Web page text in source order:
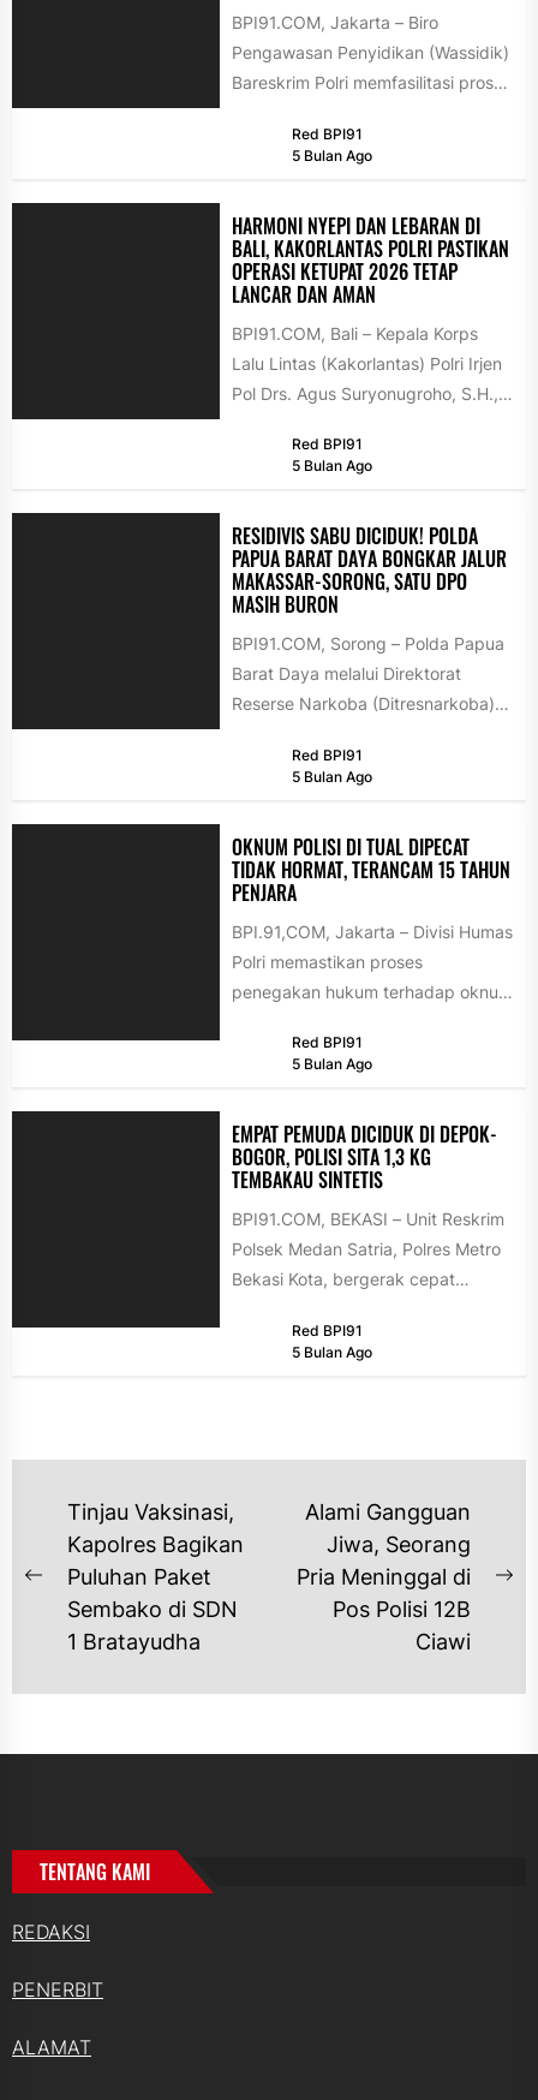
BPI91.COM, Jakarta – Biro
Pengawasan Penyidikan (Wassidik)
Bareskrim Polri memfasilitasi proses
Zendhy Kusuma terkait perkara...
Red BPI91
5 Bulan Ago
HARMONI NYEPI DAN LEBARAN DI
BALI, KAKORLANTAS POLRI PASTIKAN
OPERASI KETUPAT 2026 TETAP
LANCAR DAN AMAN
BPI91.COM, Bali – Kepala Korps
Lalu Lintas (Kakorlantas) Polri Irjen
Pol Drs. Agus Suryonugroho, S.H.,
dengan Gubernur...
Red BPI91
5 Bulan Ago
RESIDIVIS SABU DICIDUK! POLDA
PAPUA BARAT DAYA BONGKAR JALUR
MAKASSAR-SORONG, SATU DPO
MASIH BURON
BPI91.COM, Sorong – Polda Papua
Barat Daya melalui Direktorat
Reserse Narkoba (Ditresnarkoba)
peredaran narkotika jenis sabu
Red BPI91
5 Bulan Ago
OKNUM POLISI DI TUAL DIPECAT
TIDAK HORMAT, TERANCAM 15 TAHUN
PENJARA
BPI.91,COM, Jakarta – Divisi Humas
Polri memastikan proses
penegakan hukum terhadap oknum
kekerasan terhadap anak...
Red BPI91
5 Bulan Ago
EMPAT PEMUDA DICIDUK DI DEPOK-
BOGOR, POLISI SITA 1,3 KG
TEMBAKAU SINTETIS
BPI91.COM, BEKASI – Unit Reskrim
Polsek Medan Satria, Polres Metro
Bekasi Kota, bergerak cepat
golongan I jenis...
Red BPI91
5 Bulan Ago
NAVIGASI
POS
Previous
post:
Tinjau Vaksinasi,
Kapolres Bagikan
Puluhan Paket
Sembako di SDN
1 Bratayudha
Alami Gangguan
Jiwa, Seorang
Pria Meninggal di
Pos Polisi 12B
Ciawi
TENTANG KAMI
REDAKSI
PENERBIT
ALAMAT